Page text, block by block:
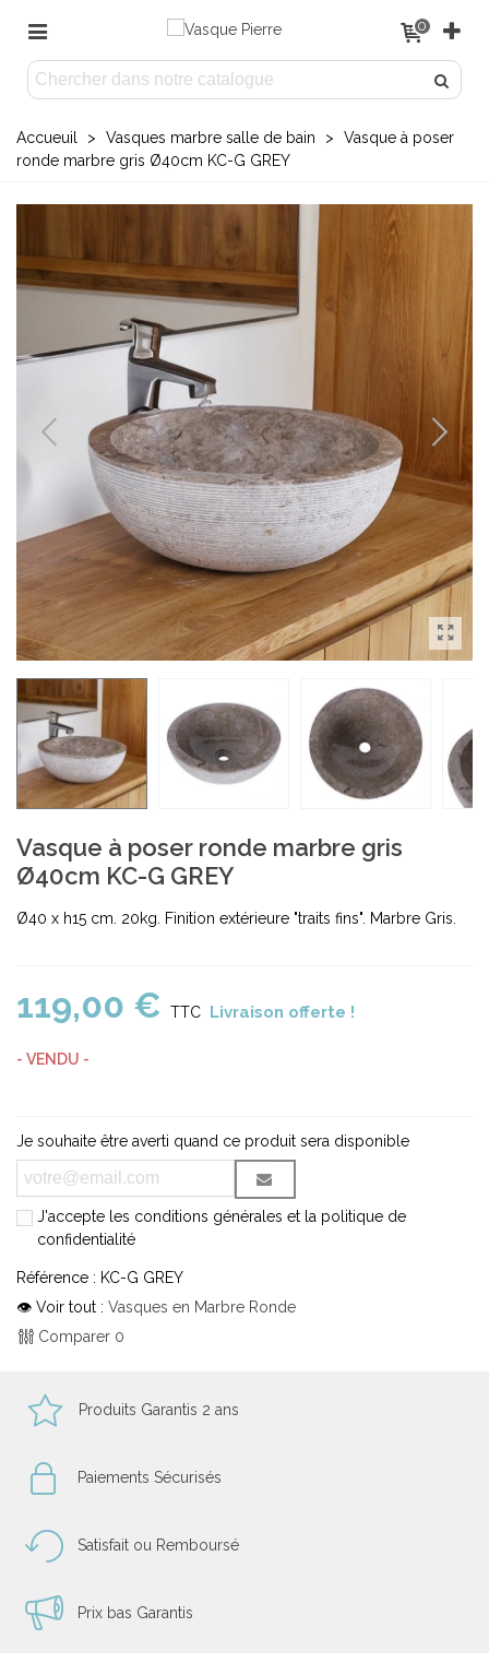
0
Accueuil > Vasques marbre salle de bain >
Vasque à poser
ronde marbre gris Ø40cm KC-G GREY
Vasque à poser ronde marbre gris
Ø40cm KC-G GREY
Ø40 x h15 cm. 20kg. Finition extérieure "traits fins". Marbre Gris.
119,00 € TTC Livraison offerte !
- VENDU -
Je souhaite être averti quand ce produit sera disponible
J'accepte les conditions générales et la politique de
confidentialité
Référence : KC-G GREY
👁 Voir tout : Vasques en Marbre Ronde
Comparer 0
Produits Garantis 2 ans
Paiements Sécurisés
Satisfait ou Remboursé
Prix bas Garantis